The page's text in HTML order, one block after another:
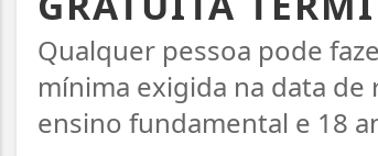
Qualquer pessoa pode
mínima exigida na data de
ensino fundamental e 18